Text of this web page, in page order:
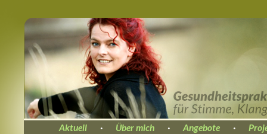
Aktuell· Über mich· Angebote·